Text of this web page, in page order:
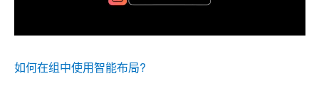
如何在组中使用智能布局?